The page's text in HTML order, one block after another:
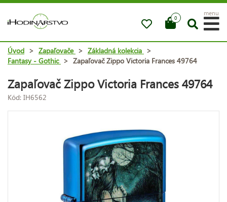
0
menu
Úvod > Zapaľovače > Základná kolekcia >
Fantasy - Gothic > Zapaľovač Zippo Victoria Frances 49764
Zapaľovač Zippo Victoria Frances 49764
Kód: IH6562